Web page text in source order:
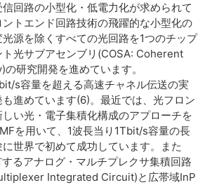
回路の小型化・低電力化が求められて
トエンド回路技術の飛躍的な小型化の
源を除くすべての光回路を1つのチップ
光サブアセンブリ(COSA: Coherent
研究開発を進めています。
s容量を超える高速チャネル伝送の実
進めています(6)。最近では、光フロン
しい光・電子集積化構成のアプローチを
を用いて、1波長当り1Tbit/s容量の長
世界で初めて成功しています。また
るアナログ・マルチプレクサ集積回路
Integrated Circuit)と広帯域InP